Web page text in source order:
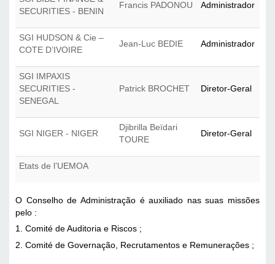
SECURITIES - BENIN
Francis PADONOU Administrador
SGI HUDSON & Cie –
COTE D’IVOIRE
Jean-Luc BEDIE Administrador
SGI IMPAXIS
SECURITIES -
SENEGAL
Patrick BROCHET Diretor-Geral
SGI NIGER - NIGER
Djibrilla Beïdari
TOURE
Diretor-Geral
Etats de l’UEMOA
O Conselho de Administração é auxiliado nas suas missões
pelo :
1. Comité de Auditoria e Riscos ;
2. Comité de Governação, Recrutamentos e Remunerações ;